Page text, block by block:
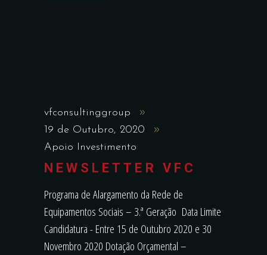
vfconsultinggroup
19 de Outubro, 2020
Apoio Investimento
NEWSLETTER VFC
Programa de Alargamento da Rede de
Equipamentos Sociais – 3.ª Geração Data Limite
Candidatura - Entre 15 de Outubro 2020 e 30
Novembro 2020 Dotação Orçamental –